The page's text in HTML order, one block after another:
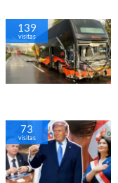
139
visitas
73
visitas